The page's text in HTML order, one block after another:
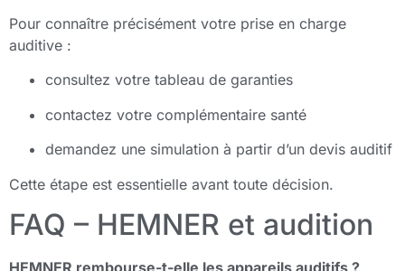
Pour connaître précisément votre prise en charge
auditive :
consultez votre tableau de garanties
contactez votre complémentaire santé
demandez une simulation à partir d’un devis auditif
Cette étape est essentielle avant toute décision.
FAQ – HEMNER et audition
HEMNER rembourse-t-elle les appareils auditifs ?